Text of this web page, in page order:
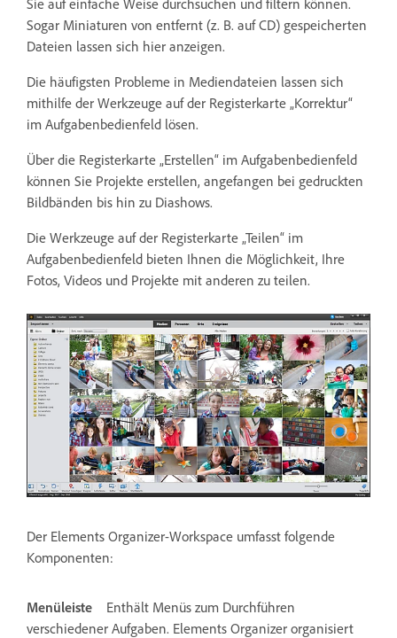
Sie auf einfache Weise durchsuchen und filtern können.
Sogar Miniaturen von entfernt (z. B. auf CD) gespeicherten
Dateien lassen sich hier anzeigen.
Die häufigsten Probleme in Mediendateien lassen sich
mithilfe der Werkzeuge auf der Registerkarte „Korrektur“
im Aufgabenbedienfeld lösen.
Über die Registerkarte „Erstellen“ im Aufgabenbedienfeld
können Sie Projekte erstellen, angefangen bei gedruckten
Bildbänden bis hin zu Diashows.
Die Werkzeuge auf der Registerkarte „Teilen“ im
Aufgabenbedienfeld bieten Ihnen die Möglichkeit, Ihre
Fotos, Videos und Projekte mit anderen zu teilen.
Der Elements Organizer-Workspace umfasst folgende
Komponenten:
Menüleiste
Enthält Menüs zum Durchführen
verschiedener Aufgaben. Elements Organizer organisiert